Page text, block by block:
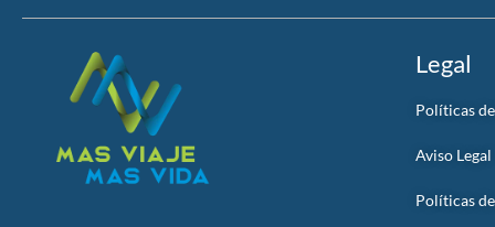
Legal
Políticas
Aviso Legal
Políticas